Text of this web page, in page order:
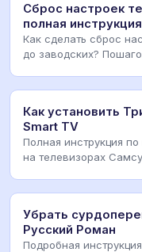
Сброс настроек
полная инструкция
Как сделать сброс
до заводских?
Как установить
Smart TV
Полная инструкция
на телевизорах
Убрать
Русский Роман
Подробная